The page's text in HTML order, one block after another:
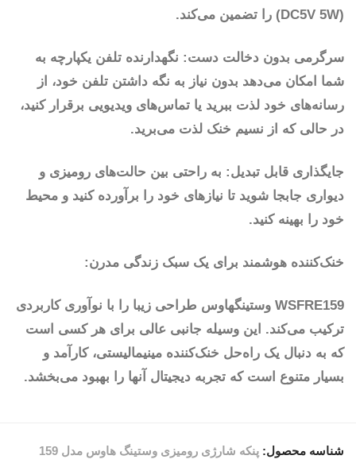
(DC5V 5W) را تضمین می‌کند.
سرگرمی بدون دخالت دست: نگهدارنده تلفن یکپارچه به
شما امکان می‌دهد بدون نیاز به نگه داشتن تلفن خود، از
رسانه‌های خود لذت ببرید یا تماس‌های ویدیویی برقرار کنید،
در حالی که از نسیم خنک لذت می‌برید.
جایگذاری قابل تبدیل: به راحتی بین حالت‌های رومیزی و
دیواری جابجا شوید تا نیازهای خود را برآورده کنید و محیط
خود را بهینه کنید.
خنک‌کننده هوشمند برای یک سبک زندگی مدرن:
WSFRE159 وستینگهاوس طراحی زیبا را با نوآوری کاربردی
ترکیب می‌کند. این وسیله جانبی عالی برای هر کسی است
که به دنبال یک راه‌حل خنک‌کننده مینیمالیستی، کارآمد و
بسیار متنوع است که تجربه دیجیتال آنها را بهبود می‌بخشد.
شناسه محصول: پنکه شارژی رومیزی وستینگ هاوس مدل 159